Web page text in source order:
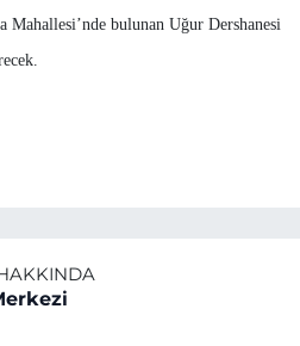
Mahallesi’nde bulunan Uğur Dershanesi